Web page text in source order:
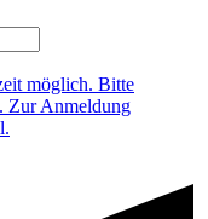
möglich. Bitte
Zur Anmeldung